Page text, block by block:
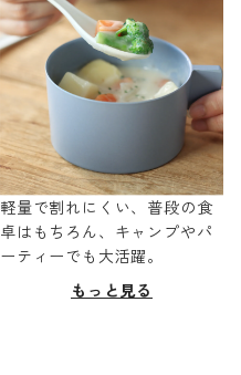
軽量で割れにくい、普段の食
卓はもちろん、キャンプやパ
ーティーでも大活躍。
もっと見る